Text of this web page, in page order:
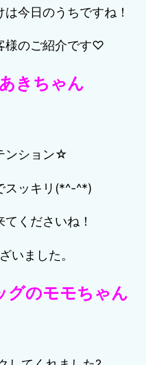
今日のうちですね！
様のご紹介です♡
きちゃん
ンション☆
スッキリ(*^-^*)
くださいね！
いました。
グのモモちゃん